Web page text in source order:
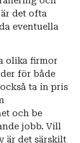
det ofta
eventuella
olika firmor
för både
ta in pris
och be
jobb. Vill
är det särskilt